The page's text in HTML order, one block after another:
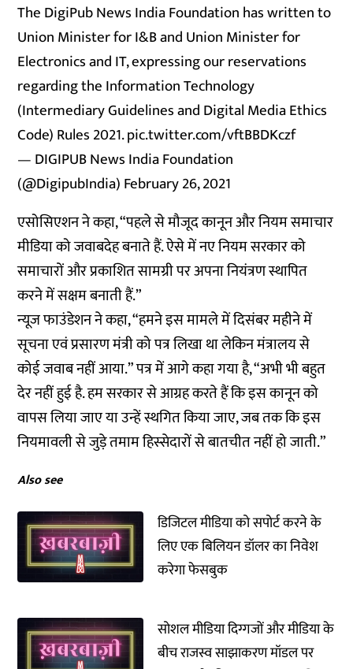
The DigiPub News India Foundation has written to
Union Minister for I&B and Union Minister for
Electronics and IT, expressing our reservations
regarding the Information Technology
(Intermediary Guidelines and Digital Media Ethics
Code) Rules 2021.pic.twitter.com/vftBBDKczf
— DIGIPUB News India Foundation
(@DigipubIndia)February 26, 2021
एसोसिएशन ने कहा, “पहले से मौजूद कानून और नियम समाचार
मीडिया को जवाबदेह बनाते हैं. ऐसे में नए नियम सरकार को
समाचारों और प्रकाशित सामग्री पर अपना नियंत्रण स्थापित
करने में सक्षम बनाती हैं.”
न्यूज फाउंडेशन ने कहा, “हमने इस मामले में दिसंबर महीने में
सूचना एवं प्रसारण मंत्री को पत्र लिखा था लेकिन मंत्रालय से
कोई जवाब नहीं आया.” पत्र में आगे कहा गया है, “अभी भी बहुत
देर नहीं हुई है. हम सरकार से आग्रह करते हैं कि इस कानून को
वापस लिया जाए या उन्हें स्थगित किया जाए, जब तक कि इस
नियमावली से जुड़े तमाम हिस्सेदारों से बातचीत नहीं हो जाती.”
Also see
डिजिटल मीडिया को सपोर्ट करने के
लिए एक बिलियन डॉलर का निवेश
करेगा फेसबुक
सोशल मीडिया दिग्गजों और मीडिया के
बीच राजस्व साझाकरण मॉडल पर